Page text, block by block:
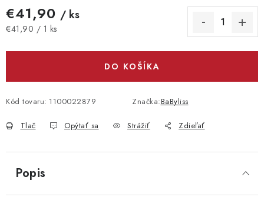
€41,90 / ks
Jednotková cena:
€41,90 / 1 ks
DO KOŠÍKA
Kód tovaru: 1100022879 Značka:BaByliss
Tlač Opýtať sa Strážiť Zdieľať
Popis